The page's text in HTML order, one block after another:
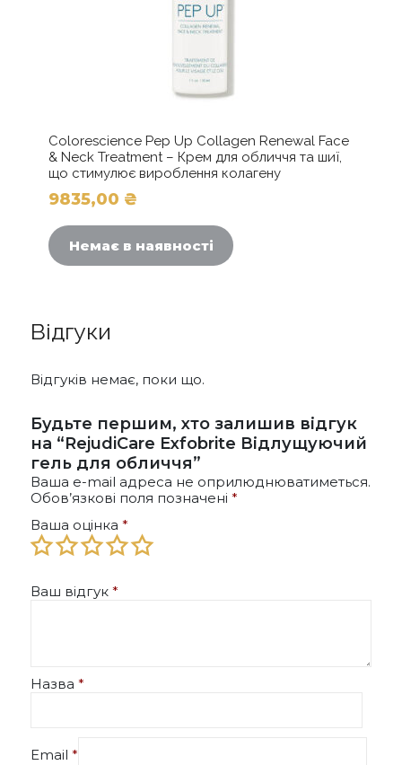
Colorescience Pep Up Collagen Renewal Face
& Neck Treatment – Крем для обличчя та шиї,
що стимулює вироблення колагену
9835,00 ₴
Немає в наявності
Відгуки
Відгуків немає, поки що.
Будьте першим, хто залишив відгук
на “RejudiCare Exfobrite Відлущуючий
гель для обличчя”
Ваша e-mail адреса не оприлюднюватиметься.
Обов’язкові поля позначені *
Ваша оцінка *
Ваш відгук *
Назва *
Email *